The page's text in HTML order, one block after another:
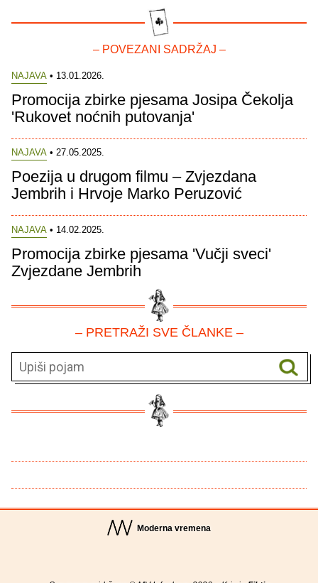
– POVEZANI SADRŽAJ –
NAJAVA • 13.01.2026.
Promocija zbirke pjesama Josipa Čekolja
'Rukovet noćnih putovanja'
NAJAVA • 27.05.2025.
Poezija u drugom filmu – Zvjezdana
Jembrih i Hrvoje Marko Peruzović
NAJAVA • 14.02.2025.
Promocija zbirke pjesama 'Vučji sveci'
Zvjezdane Jembrih
– PRETRAŽI SVE ČLANKE –
Moderna vremena